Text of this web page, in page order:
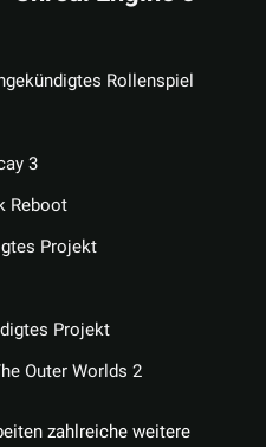
Rollenspiel
3
Reboot
Projekt
Projekt
Outer Worlds 2
zahlreiche weitere